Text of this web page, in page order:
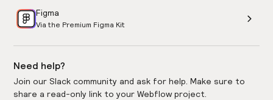
Figma
Via the Premium Figma Kit
Need help?
Join our Slack community and ask for help. Make sure to
share a read-only link to your Webflow project.